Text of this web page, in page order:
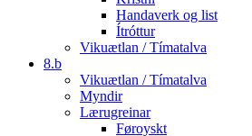
Handaverk og list
Ítróttur
Vikuætlan / Tímatalva
8.b
Vikuætlan / Tímatalva
Myndir
Lærugreinar
Føroyskt